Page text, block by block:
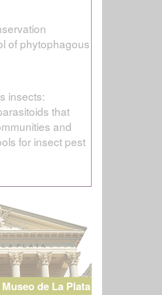
of phytophagous
insects:
that
and
for insect pest
de La Plata